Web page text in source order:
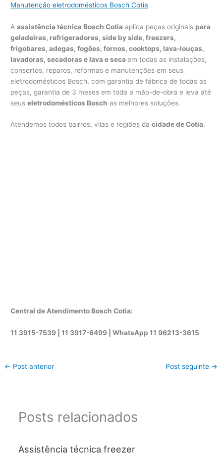
Manutenção eletrodomésticos Bosch Cotia
Aassistência técnica Bosch Cotia aplica peças originais para
geladeiras, refrigeradores, side by side, freezers,
frigobares, adegas, fogões, fornos, cooktops, lava-louças,
lavadoras, secadoras e lava e secaem todas as instalações,
consertos, reparos, reformas e manutenções em seus
eletrodomésticos Bosch, com garantia de fábrica de todas as
peças, garantia de 3 meses em toda a mão-de-obra e leva até
seuseletrodomésticos Bosch as melhores soluções.
Atendemos todos bairros, vilas e regiões dacidade de Cotia.
Central de Atendimento Bosch Cotia:
11 3915-7539 | 11 3917-6499 |WhatsApp11 96213-3615
← Post anterior Post seguinte →
Posts relacionados
Assistência técnica freezer